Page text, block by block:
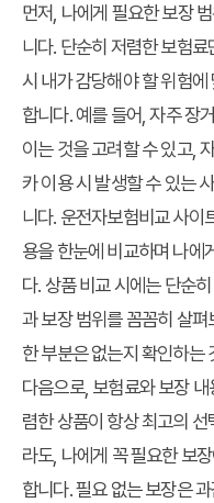
먼저, 나에게 필요한 보장
니다. 단순히 저렴한 보험
시 내가 감당해야 할 위험
합니다. 예를 들어, 자주 장
이는 것을 고려할 수 있고,
카 이용 시 발생할 수 있는
니다. 운전자보험비교 사이
용을 한눈에 비교하며 나에
다. 상품 비교 시에는 단순
과 보장 범위를 꼼꼼히 살
한 부분은 없는지 확인하는
다음으로, 보험료와 보장
렴한 상품이 항상 최고의
라도, 나에게 꼭 필요한 보
합니다. 필요 없는 보장은